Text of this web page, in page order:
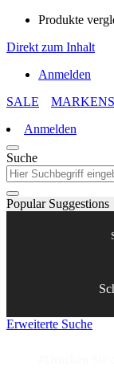
Produkte
Direkt zum Inhalt
Anmelden
SALE
Anmelden
Suche
Popular Suggestions
Erweiterte Suche